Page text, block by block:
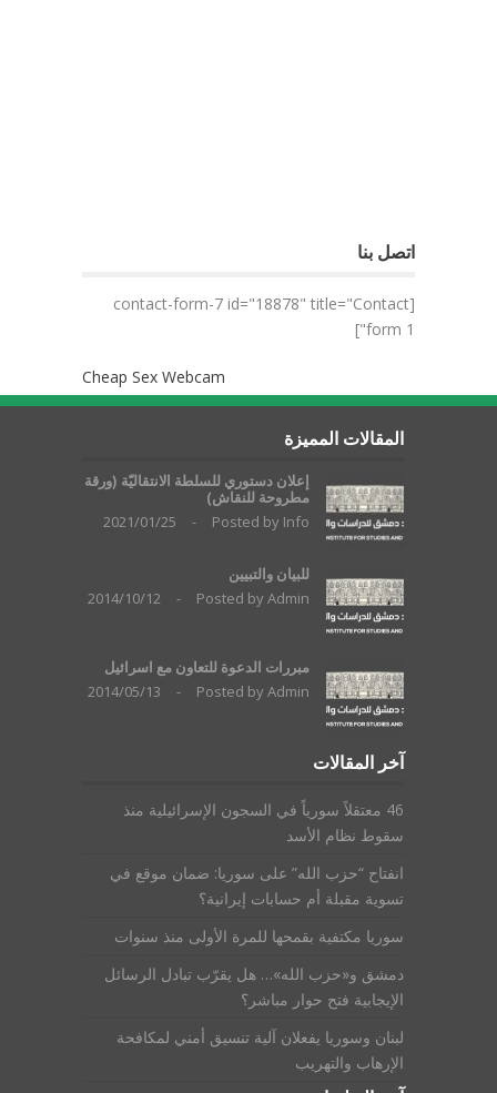
اتصل بنا
[contact-form-7 id="18878" title="Contact
form 1"]
Cheap Sex Webcam
المقالات المميزة
إعلان دستوري للسلطة الانتقاليّة (ورقة
مطروحة للنقاش)
Posted by Info
-
2021/01/25
للبيان والتبيين
Posted byAdmin
-
2014/10/12
مبررات الدعوة للتعاون مع اسرائيل
Posted byAdmin
-
2014/05/13
آخر المقالات
46 معتقلاً سورياً في السجون الإسرائيلية منذ
سقوط نظام الأسد
انفتاح “حزب الله” على سوريا: ضمان موقع في
تسوية مقبلة أم حسابات إيرانية؟
سوريا مكتفية بقمحها للمرة الأولى منذ سنوات
دمشق و«حزب الله»… هل يقرّب تبادل الرسائل
الإيجابية فتح حوار مباشر؟
لبنان وسوريا يفعلان آلية تنسيق أمني لمكافحة
الإرهاب والتهريب